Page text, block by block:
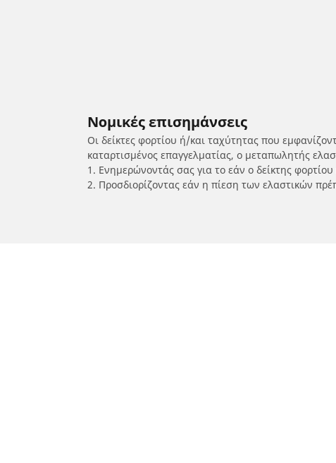
Νομικές επισημάνσεις
Οι δείκτες φορτίου ή/και ταχύτητας που
καταρτισμένος επαγγελματίας, ο μεταπωλητής
1. Ενημερώνοντάς σας για το εάν ο δείκτης
2. Προσδιορίζοντας εάν η πίεση των ελαστικών